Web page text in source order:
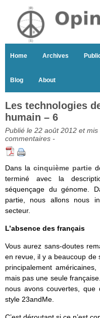
Home Archives
Blog About
Les technologies
humain – 6
Publié le 22 août 2012 et
commentaires -
Dans la cinquième partie
terminé avec la
séquençage du génome.
partie, nous allons nous
secteur.
L’absence des français
Vous aurez sans-doutes
en revue, il y a beaucoup de
principalement
mais pas une seule
nous avons couvertes, que
style 23andMe.